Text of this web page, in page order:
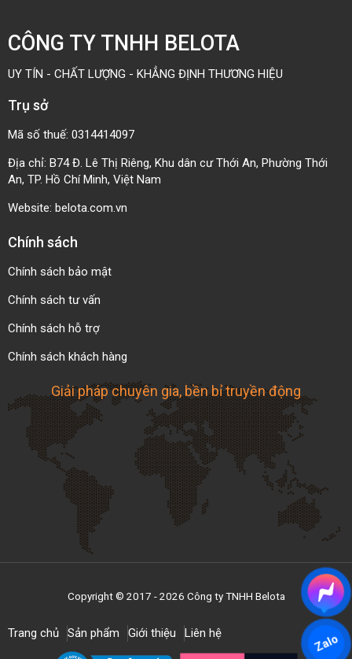
CÔNG TY TNHH BELOTA
UY TÍN - CHẤT LƯỢNG - KHẲNG ĐỊNH THƯƠNG HIỆU
Trụ sở
Mã số thuế: 0314414097
Địa chỉ: B74 Đ. Lê Thị Riêng, Khu dân cư Thới An, Phường Thới
An, TP. Hồ Chí Minh, Việt Nam
Website: belota.com.vn
Chính sách
Chính sách bảo mật
Chính sách tư vấn
Chính sách hỗ trợ
Chính sách khách hàng
Giải pháp chuyên gia, bền bỉ truyền động
Copyright © 2017 - 2026 Công ty TNHH Belota
Trang chủ Sản phẩm Giới thiệu Liên hệ
Zalo